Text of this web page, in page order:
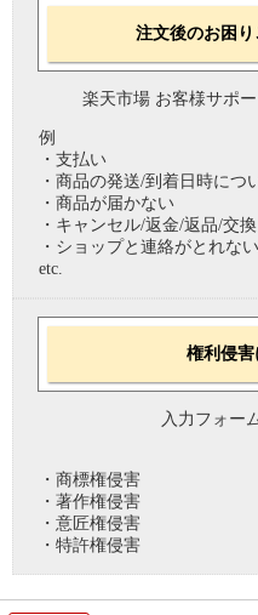
注文後のお困
楽天市場 お客様サポ
例
・支払い
・商品の発送/到着日時につ
・商品が届かない
・キャンセル/返金/返品/交換
・ショップと連絡がとれない
etc.
権利侵害
入力フォー
・商標権侵害
・著作権侵害
・意匠権侵害
・特許権侵害